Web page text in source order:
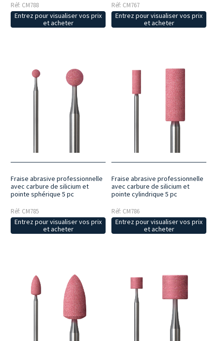
Réf: CM788
Entrez pour visualiser vos prix
et acheter
Réf: CM767
Entrez pour visualiser vos prix
et acheter
Fraise abrasive professionnelle
avec carbure de silicium et
pointe sphérique 5 pc
Réf: CM785
Entrez pour visualiser vos prix
et acheter
Fraise abrasive professionnelle
avec carbure de silicium et
pointe cylindrique 5 pc
Réf: CM786
Entrez pour visualiser vos prix
et acheter